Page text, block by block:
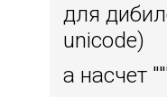
для
unicode)
а насчет